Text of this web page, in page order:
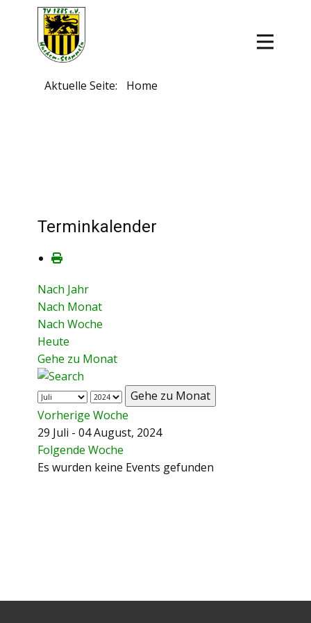
Aktuelle Seite: Home
Terminkalender
Nach Jahr
Nach Monat
Nach Woche
Heute
Gehe zu Monat
Gehe zu Monat
Vorherige Woche
29 Juli - 04 August, 2024
Folgende Woche
Es wurden keine Events gefunden